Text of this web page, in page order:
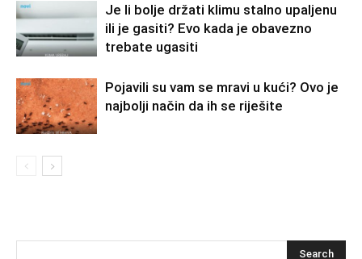
Je li bolje držati klimu stalno upaljenu
ili je gasiti? Evo kada je obavezno
trebate ugasiti
Pojavili su vam se mravi u kući? Ovo je
najbolji način da ih se riješite